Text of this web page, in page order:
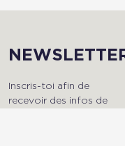
Inscris-toi afin de
recevoir des infos de